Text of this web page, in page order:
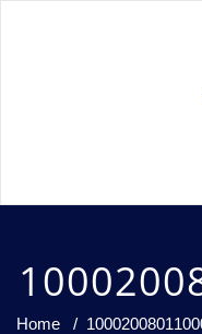
Home / 1000200801